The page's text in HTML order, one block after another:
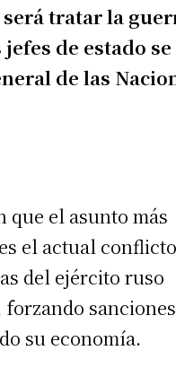
tratar la
de estado se
de las
que el asunto más
el actual
del ejército ruso
sanciones
su economía.